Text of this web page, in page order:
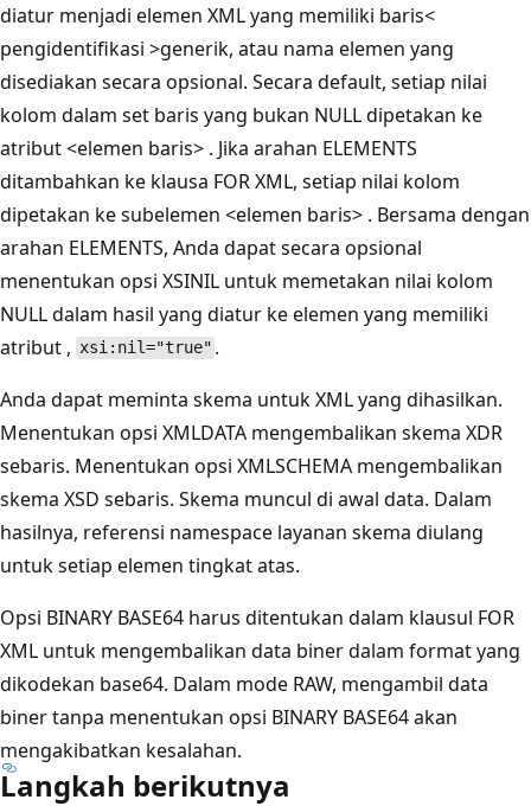
diatur menjadi elemen XML yang memiliki baris<
pengidentifikasi >generik, atau nama elemen yang
disediakan secara opsional. Secara default, setiap nilai
kolom dalam set baris yang bukan NULL dipetakan ke
atribut <elemen baris> . Jika arahan ELEMENTS
ditambahkan ke klausa FOR XML, setiap nilai kolom
dipetakan ke subelemen <elemen baris> . Bersama dengan
arahan ELEMENTS, Anda dapat secara opsional
menentukan opsi XSINIL untuk memetakan nilai kolom
NULL dalam hasil yang diatur ke elemen yang memiliki
atribut , xsi:nil="true" .
Anda dapat meminta skema untuk XML yang dihasilkan.
Menentukan opsi XMLDATA mengembalikan skema XDR
sebaris. Menentukan opsi XMLSCHEMA mengembalikan
skema XSD sebaris. Skema muncul di awal data. Dalam
hasilnya, referensi namespace layanan skema diulang
untuk setiap elemen tingkat atas.
Opsi BINARY BASE64 harus ditentukan dalam klausul FOR
XML untuk mengembalikan data biner dalam format yang
dikodekan base64. Dalam mode RAW, mengambil data
biner tanpa menentukan opsi BINARY BASE64 akan
mengakibatkan kesalahan.
Langkah berikutnya